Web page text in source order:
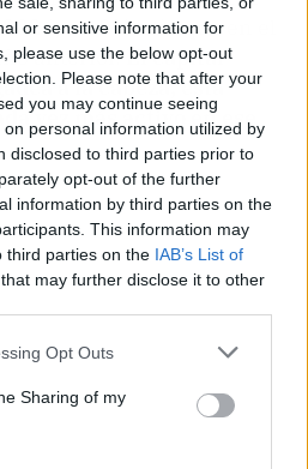
or sensitive information for
please use the below opt-out
Please note that after your
you may continue seeing
personal information utilized by
disclosed to third parties prior to
opt-out of the further
information by third parties on the
This information may
third parties on the IAB’s List of
that may further disclose it to other
Opt Outs
Sharing of my
un 8% más que en el
anterior. El capital
a la cabeza, está
vez más activo en ese